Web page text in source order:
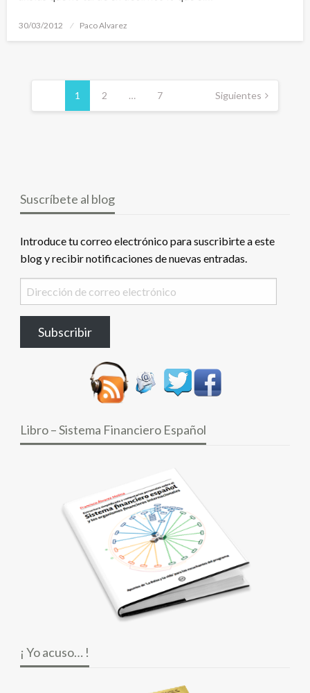
Publicado
30/03/2012 Paco Alvarez
Navegación
entradas
1 2 … 7 Siguientes
Suscríbete al blog
Introduce tu correo electrónico para suscribirte a este
blog y recibir notificaciones de nuevas entradas.
Dirección
de
electrónico
Subscribir
Libro – Sistema Financiero Español
¡ Yo acuso… !